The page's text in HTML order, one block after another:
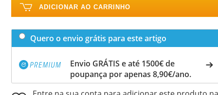
ADICIONAR AO CARRINHO
Quero o envio grátis para este artigo
Envio GRÁTIS e até 1500€ de
poupança por apenas 8,90€/ano.